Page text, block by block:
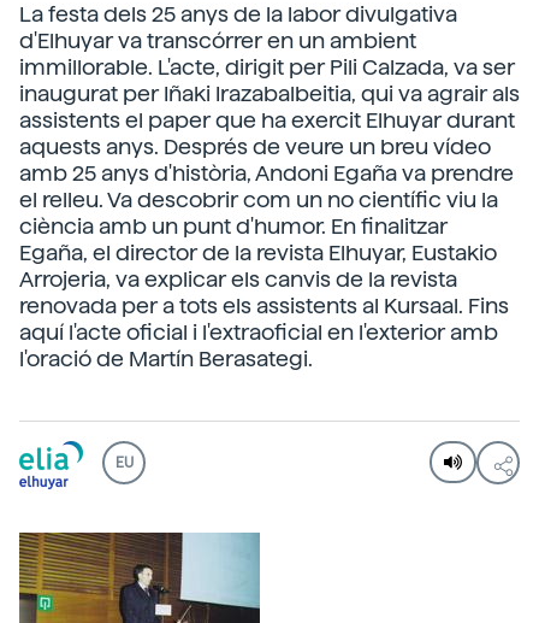
La festa dels 25 anys de la labor divulgativa
d'Elhuyar va transcórrer en un ambient
immillorable. L'acte, dirigit per Pili Calzada, va ser
inaugurat per Iñaki Irazabalbeitia, qui va agrair als
assistents el paper que ha exercit Elhuyar durant
aquests anys. Després de veure un breu vídeo
amb 25 anys d'història, Andoni Egaña va prendre
el relleu. Va descobrir com un no científic viu la
ciència amb un punt d'humor. En finalitzar
Egaña, el director de la revista Elhuyar, Eustakio
Arrojeria, va explicar els canvis de la revista
renovada per a tots els assistents al Kursaal. Fins
aquí l'acte oficial i l'extraoficial en l'exterior amb
l'oració de Martín Berasategi.
EU